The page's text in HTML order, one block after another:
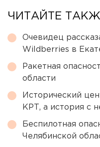
ЧИТАЙТЕ
Очевидец
Wildberries в
Ракетная
области
Исторический
КРТ, а история с
Беспилотная
Челябинской